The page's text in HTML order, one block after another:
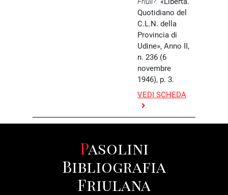
Quotidiano del
C.L.N. della
Provincia di
Udine», Anno II,
n. 236 (6
novembre
1946), p. 3.
VEDI SCHEDA
Pasolini
Bibliografia
Friulana